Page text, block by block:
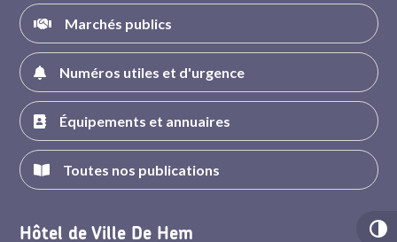
Marchés publics
Numéros utiles et d'urgence
Équipements et annuaires
Toutes nos publications
Hôtel de Ville De Hem